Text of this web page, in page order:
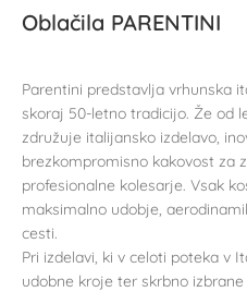
Oblačila PARENTINI
Parentini predstavlja vrhunska
skoraj 50-letno tradicijo. Že od
združuje italijansko izdelavo,
brezkompromisno kakovost za
profesionalne kolesarje. Vsak
maksimalno udobje,
cesti.
Pri izdelavi, ki v celoti poteka v
udobne kroje ter skrbno